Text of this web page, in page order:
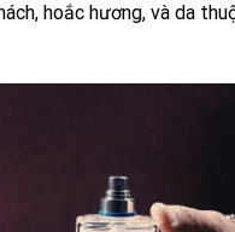
hoắc hương, và da